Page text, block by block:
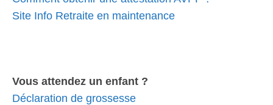
Site Info Retraite en maintenance
Vous attendez un enfant ?
Déclaration de grossesse